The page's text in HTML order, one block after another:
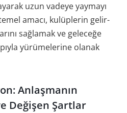
uzun vadeye yaymayı
amacı, kulüplerin gelir-
sağlamak ve geleceğe
yürümelerine olanak
Anlaşmanın
Değişen Şartlar